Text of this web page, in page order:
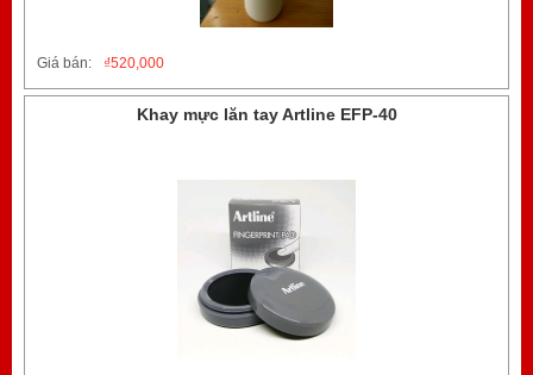
Giá bán: 520,000
₫
Khay mực lăn tay Artline EFP-40